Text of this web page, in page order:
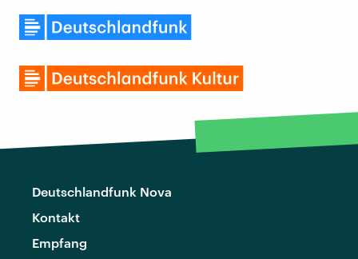
Deutschlandfunk Nova
Kontakt
Empfang